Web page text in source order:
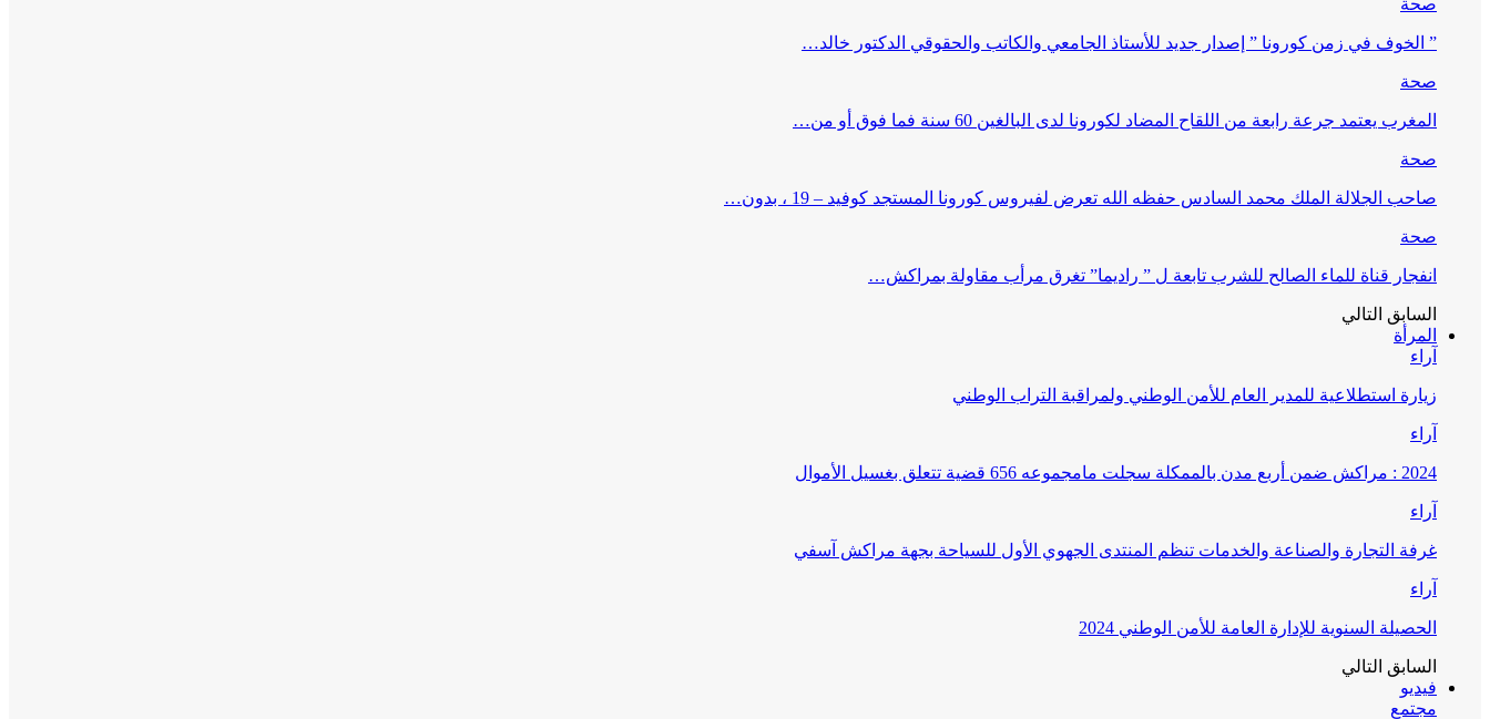
صحة
” الخوف في زمن كورونا ” إصدار جديد للأستاذ الجامعي والكاتب والحقوقي الدكتور خالد…
صحة
المغرب يعتمد جرعة رابعة من اللقاح المضاد لكورونا لدى البالغين 60 سنة فما فوق أو من…
صحة
صاحب الجلالة الملك محمد السادس حفظه الله تعرض لفيروس كورونا المستجد كوفيد – 19 ، بدون…
صحة
انفجار قناة للماء الصالح للشرب تابعة ل ” راديما” تغرق مرأب مقاولة بمراكش…
السابق التالي
المرأة
آراء
زيارة استطلاعية للمدير العام للأمن الوطني ولمراقبة التراب الوطني
آراء
2024 : مراكش ضمن أربع مدن بالممكلة سجلت مامجموعه 656 قضية تتعلق بغسيل الأموال
آراء
غرفة التجارة والصناعة والخدمات تنظم المنتدى الجهوي الأول للسياحة بجهة مراكش آسفي
آراء
الحصيلة السنوية للإدارة العامة للأمن الوطني 2024
السابق التالي
فيديو
مجتمع